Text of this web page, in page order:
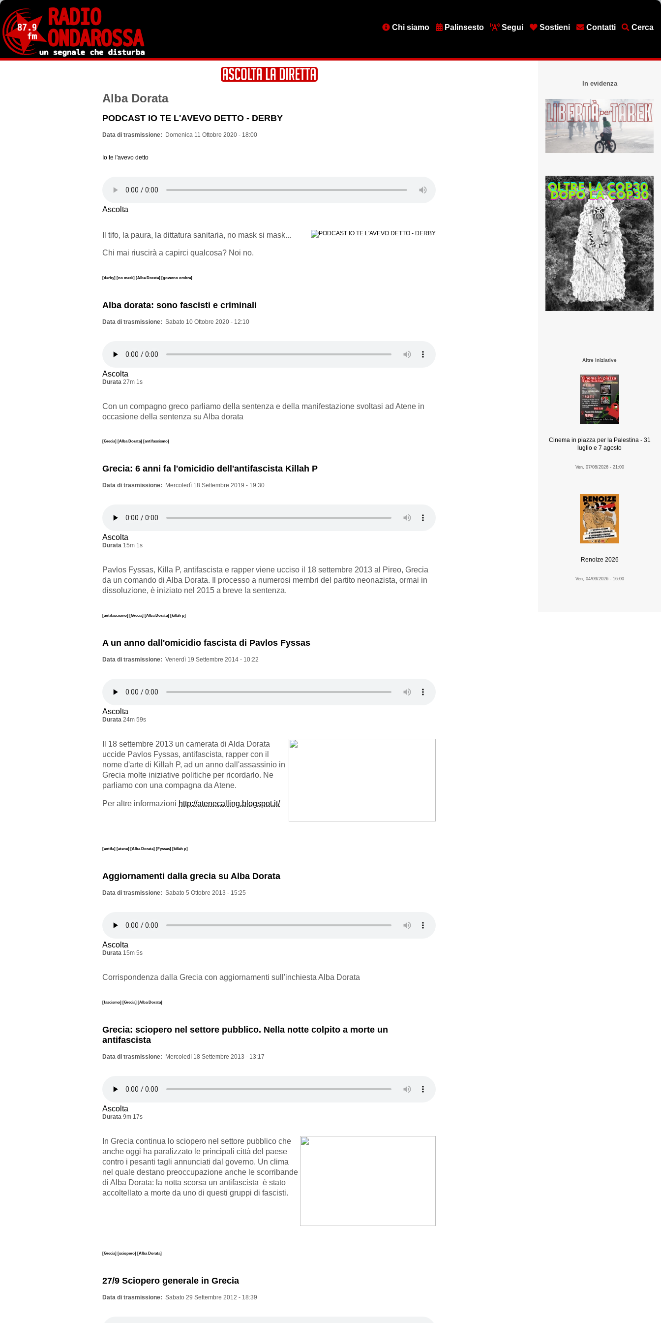
Salta
contenuto
principale
MenuChi siamo Palinsesto Segui Sostieni Contatti Cerca
Alba Dorata
PODCAST IO TE L'AVEVO DETTO - DERBY
Data di trasmissione Domenica 11 Ottobre 2020 - 18:00
Io te l'avevo detto
Ascolta
Il tifo, la paura, la dittatura sanitaria, no mask si mask...
Chi mai riuscirà a capirci qualcosa? Noi no.
[derby] [no mask] [Alba Dorata] [governo ombra]
Alba dorata: sono fascisti e criminali
Data di trasmissione Sabato 10 Ottobre 2020 - 12:10
Ascolta
Durata 27m 1s
Con un compagno greco parliamo della sentenza e della manifestazione svoltasi ad Atene in
occasione della sentenza su Alba dorata
[Grecia] [Alba Dorata] [antifascismo]
Grecia: 6 anni fa l'omicidio dell'antifascista Killah P
Data di trasmissione Mercoledì 18 Settembre 2019 - 19:30
Ascolta
Durata 15m 1s
Pavlos Fyssas, Killa P, antifascista e rapper viene ucciso il 18 settembre 2013 al Pireo, Grecia
da un comando di Alba Dorata. Il processo a numerosi membri del partito neonazista, ormai in
dissoluzione, è iniziato nel 2015 a breve la sentenza.
[antifascismo] [Grecia] [Alba Dorata] [killah p]
A un anno dall'omicidio fascista di Pavlos Fyssas
Data di trasmissione Venerdì 19 Settembre 2014 - 10:22
Ascolta
Durata 24m 59s
Il 18 settembre 2013 un camerata di Alda Dorata
uccide Pavlos Fyssas, antifascista, rapper con il
nome d'arte di Killah P, ad un anno dall'assassinio in
Grecia molte iniziative politiche per ricordarlo. Ne
parliamo con una compagna da Atene.
Per altre informazioni http://atenecalling.blogspot.it/
[antifa] [atene] [Alba Dorata] [Fyssas] [killah p]
Aggiornamenti dalla grecia su Alba Dorata
Data di trasmissione Sabato 5 Ottobre 2013 - 15:25
Ascolta
Durata 15m 5s
Corrispondenza dalla Grecia con aggiornamenti sull'inchiesta Alba Dorata
[fascismo] [Grecia] [Alba Dorata]
Grecia: sciopero nel settore pubblico. Nella notte colpito a morte un
antifascista
Data di trasmissione Mercoledì 18 Settembre 2013 - 13:17
Ascolta
Durata 9m 17s
In Grecia continua lo sciopero nel settore pubblico che
anche oggi ha paralizzato le principali città del paese
contro i pesanti tagli annunciati dal governo. Un clima
nel quale destano preoccupazione anche le scorribande
di Alba Dorata: la notta scorsa un antifascista è stato
accoltellato a morte da uno di questi gruppi di fascisti.
[Grecia] [sciopero] [Alba Dorata]
27/9 Sciopero generale in Grecia
Data di trasmissione Sabato 29 Settembre 2012 - 18:39
In evidenza
Altre Iniziative
Cinema in piazza per la Palestina - 31
luglio e 7 agosto
Ven, 07/08/2026 - 21:00
Renoize 2026
Ven, 04/09/2026 - 16:00